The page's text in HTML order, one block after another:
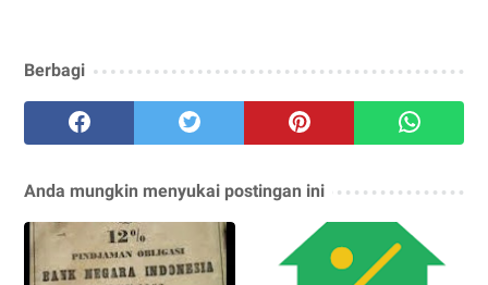
Berbagi
Anda mungkin menyukai postingan ini